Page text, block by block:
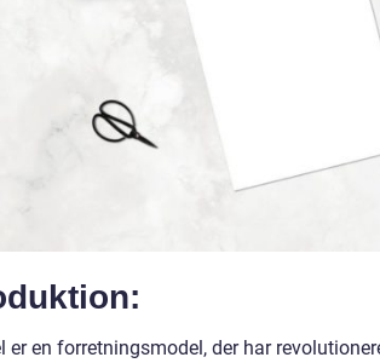
er en forretningsmodel, der har